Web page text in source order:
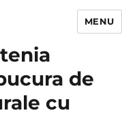
MENU
de
cu